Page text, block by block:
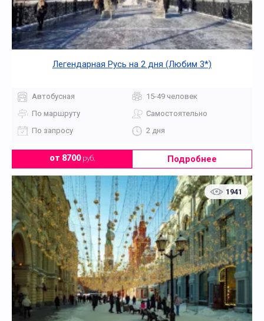
Легендарная Русь на 2 дня (Любим 3*)
Автобусная
15-49 человек
По маршруту
Самостоятельно
По запросу
2 дня
от 8700руб. Подробнее
1941